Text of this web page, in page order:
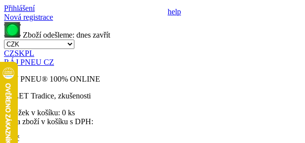
Přihlášení
Nová registrace
Zboží odešleme: dnes zavřít
CZSKPL
RÁJ PNEU CZ
RÁJ PNEU® 100% ONLINE
32 LET Tradice, zkušenosti
Položek v košíku: 0 ks
Cena zboží v košíku s DPH:
0 Kč
help